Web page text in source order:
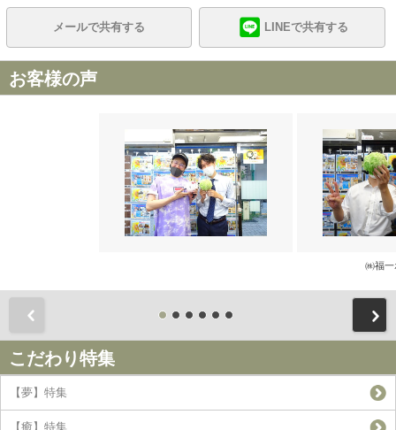
メールで共有する LINEで共有する
お客様の声
㈱福一
こだわり特集
【夢】特集
【癒】特集